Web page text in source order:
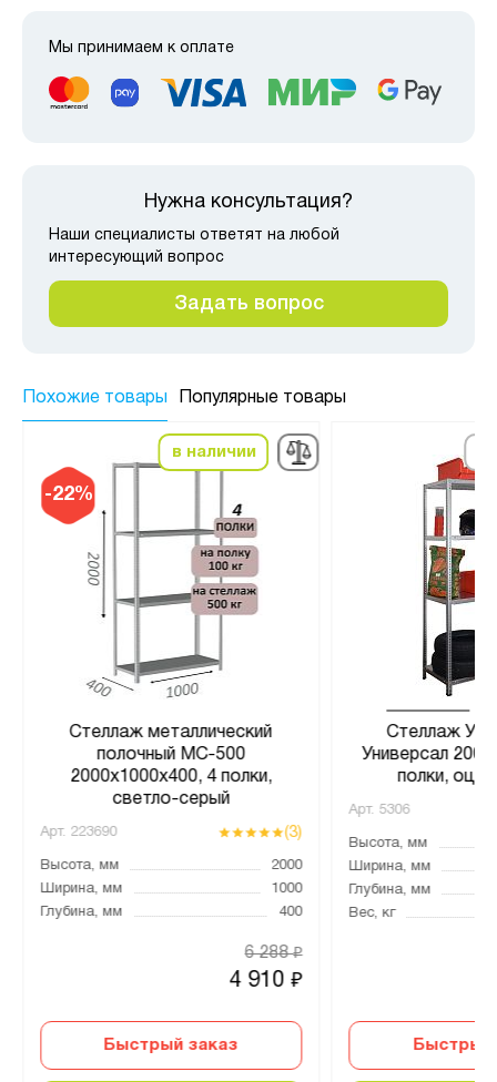
Мы принимаем к оплате
Нужна консультация?
Наши специалисты ответят на любой
интересующий вопрос
Задать вопрос
Похожие товары Популярные товары
-22%
в наличии
Стеллаж металлический
полочный МС-500
2000х1000х400, 4 полки,
светло-серый
Арт. 223690 (3)
Высота, мм
2000
Ширина, мм
1000
Глубина, мм
400
4 910₽
6 288₽
Быстрый заказ
Стеллаж
Универсал
полки, оц. ,
Арт. 5306
Высота, мм
Ширина, мм
Глубина, мм
Вес, кг
Быстрый